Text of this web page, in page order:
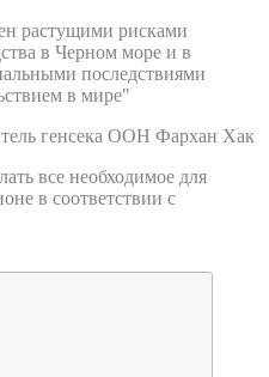
растущими рисками
в Черном море и в
последствиями
в мире"
генсека ООН Фархан Хак
все необходимое для
в соответствии с